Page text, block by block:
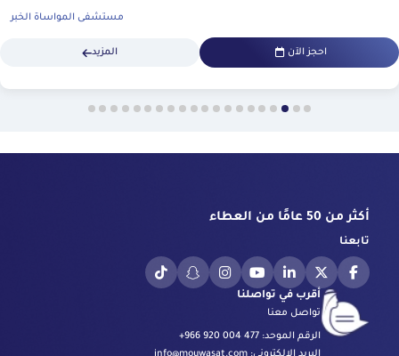
مستشفى المواساة الخبر
احجز الآن المزيد
أكثر من 50 عامًا من العطاء
تابعنا
أقرب في تواصلنا
تواصل معنا
الرقم الموحد: +966 920 004 477